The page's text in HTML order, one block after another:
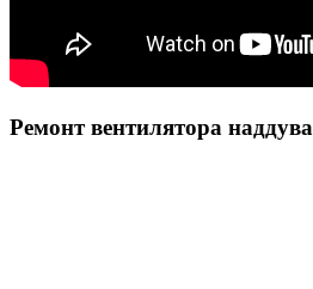
Ремонт вентилятора наддува